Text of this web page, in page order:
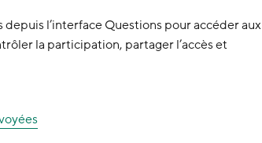
l’interface Questions pour accéder aux
la participation, partager l’accès et